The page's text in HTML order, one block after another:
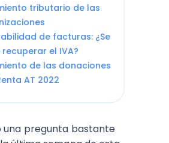
tributario de las
de facturas: ¿Se
el IVA?
de las donaciones
AT 2022
una pregunta bastante